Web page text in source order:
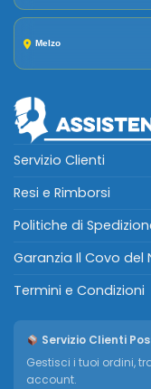
Melzo
Servizio Clienti
Resi e Rimborsi
Politiche di
Garanzia Il Covo del
Termini e Condizioni
Servizio Clienti
Gestisci i tuoi ordini,
account.